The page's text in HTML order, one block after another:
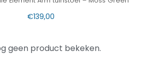
€139,00
geen product bekeken.